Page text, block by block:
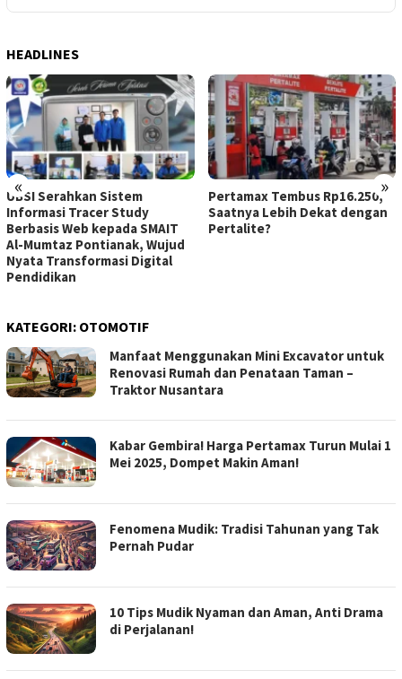
HEADLINES
« »
UBSI Serahkan Sistem
Informasi Tracer Study
Berbasis Web kepada SMAIT
Al-Mumtaz Pontianak, Wujud
Nyata Transformasi Digital
Pendidikan
Pertamax Tembus Rp16.250,
Saatnya Lebih Dekat dengan
Pertalite?
KATEGORI: OTOMOTIF
Manfaat Menggunakan Mini Excavator untuk
Renovasi Rumah dan Penataan Taman –
Traktor Nusantara
Kabar Gembira! Harga Pertamax Turun Mulai 1
Mei 2025, Dompet Makin Aman!
Fenomena Mudik: Tradisi Tahunan yang Tak
Pernah Pudar
10 Tips Mudik Nyaman dan Aman, Anti Drama
di Perjalanan!